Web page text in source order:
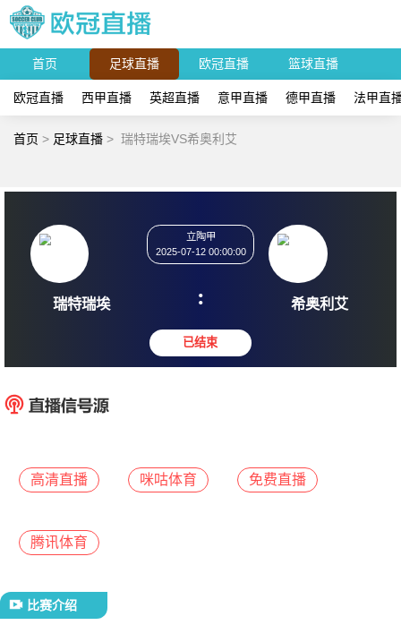
首页 足球直播 欧冠直播 篮球直播
欧冠直播 西甲直播 英超直播 意甲直播 德甲直播 法甲直
首页 > 足球直播 > 瑞特瑞埃VS希奥利艾
瑞特瑞埃
2025-07-12 00:00:00
: 希奥
高清直播 咪咕体育 免费直播
腾讯体育
比赛介绍